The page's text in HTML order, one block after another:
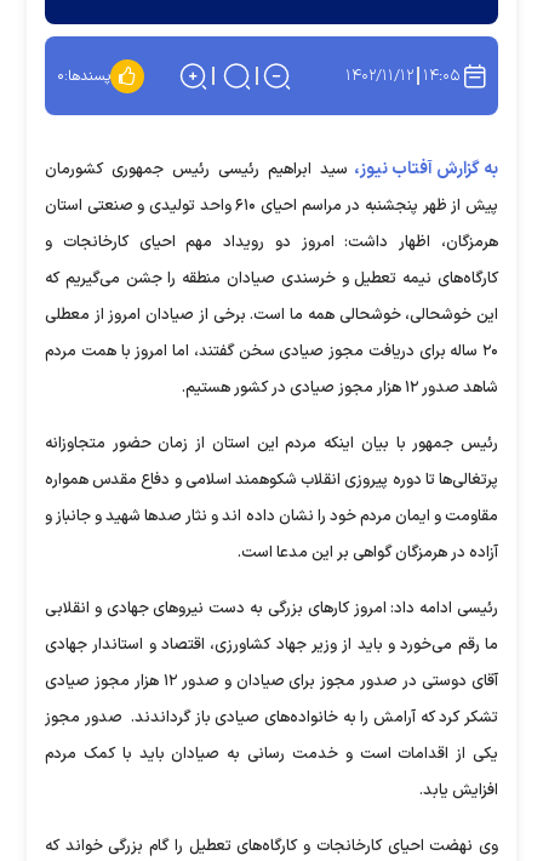
۱۴:۰۵ ۱۴۰۲/۱۱/۱۲ پسندها:۰
به گزارش آفتاب نیوز، سید ابراهیم رئیسی رئیس جمهوری کشورمان
پیش از ظهر پنجشنبه در مراسم احیای ۶۱۰ واحد تولیدی و صنعتی استان
هرمزگان، اظهار داشت: امروز دو رویداد مهم احیای کارخانجات و
کارگاه‌های نیمه تعطیل و خرسندی صیادان منطقه را جشن می‌گیریم که
این خوشحالی، خوشحالی همه ما است. برخی از صیادان امروز از معطلی
۲۰ ساله برای دریافت مجوز صیادی سخن گفتند، اما امروز با همت مردم
شاهد صدور ۱۲ هزار مجوز صیادی در کشور هستیم.
رئیس جمهور با بیان اینکه مردم این استان از زمان حضور متجاوزانه
پرتغالی‌ها تا دوره پیروزی انقلاب شکوهمند اسلامی و دفاع مقدس همواره
مقاومت و ایمان مردم خود را نشان داده اند و نثار صد‌ها شهید و جانباز و
آزاده در هرمزگان گواهی بر این مدعا است.
رئیسی ادامه داد: امروز کار‌های بزرگی به دست نیرو‌های جهادی و انقلابی
ما رقم می‌خورد و باید از وزیر جهاد کشاورزی، اقتصاد و استاندار جهادی
آقای دوستی در صدور مجوز برای صیادان و صدور ۱۲ هزار مجوز صیادی
تشکر کرد که آرامش را به خانواده‌های صیادی باز گرداندند. صدور مجوز
یکی از اقدامات است و خدمت رسانی به صیادان باید با کمک مردم
افزایش یابد.
وی نهضت احیای کارخانجات و کارگاه‌های تعطیل را گام بزرگی خواند که